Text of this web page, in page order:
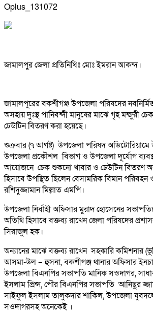
Oplus_131072
জামালপুর জেলা প্রতিনিধিঃ মোঃ ইমরান আকন্দ।
জামালপুরের বকশীগঞ্জ উপজেলা পরিষদের
অসহায় দুঃস্থ পানিবন্দী মানুষের মাঝে গৃহ মন্জুরী
ঢেউটিন বিতরণ করা হয়েছে।
শুক্রবার (৭ আগষ্ট) উপজেলা পরিষদ অডিটোরিয়ামে
উপজেলা প্রকৌশল বিভাগ ও উপজেলা দূর্যোগ
আয়োজনে চেক শুকনো খাবার ও ঢেউটিন বিতরণ
হিসাবে উপস্থিত ছিলেন বেসামরিক বিমান পরিবহন ও
রশিদুজ্জামান মিল্লাত এমপি।
উপজেলা নির্বাহী অফিসার মুরাদ হোসেনের
অতিথি হিসাবে বক্তব্য রাখেন জেলা পরিষদের
সিরাজুল হক।
অন্যানের মাঝে বক্তব্য রাখেন সহকারি কমিশনার
আসমা-উল – হুসনা, বকশীগঞ্জ থানার অফিসার
উপজেলা বিএনপির সভাপতি মানিক সওদাগর,
ইসলাম প্রিন্স, পৌর বিএনপির সভাপতি আনিছুর
সাইফুল ইসলাম তালুকদার শাকিল, উপজেলা
সওদাগরসহ অনেকেই ।